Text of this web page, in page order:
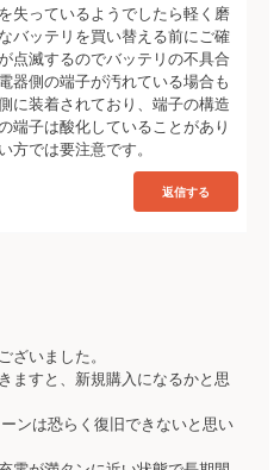
失っているようでしたら軽く磨
バッテリを買い替える前にご確
点滅するのでバッテリの不具合
器側の端子が汚れている場合も
に装着されており、端子の構造
端子は酸化していることがあり
方では要注意です。
返信する
ざいました。
ますと、新規購入になるかと思
ンは恐らく復旧できないと思い